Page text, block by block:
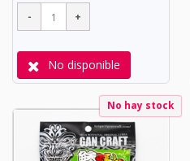
No disponible
No hay stock